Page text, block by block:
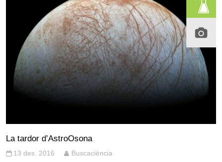
La tardor d’AstroOsona
13 des. 2016 Buscaciència